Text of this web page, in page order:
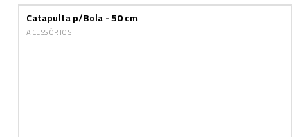
Catapulta p/Bola - 50 cm
ACESSÓRIOS